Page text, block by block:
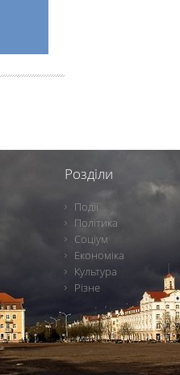
Розділи
Події
Політика
Соціум
Економіка
Культура
Різне